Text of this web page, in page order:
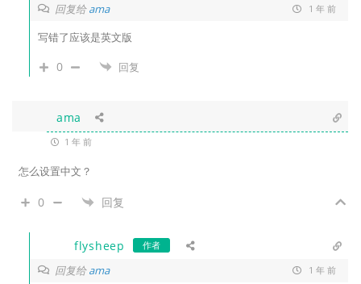
回复给ama 1 年 前
写错了应该是英文版
0 回复
ama
1 年 前
怎么设置中文？
0 回复
flysheep 作者
回复给ama 1 年 前